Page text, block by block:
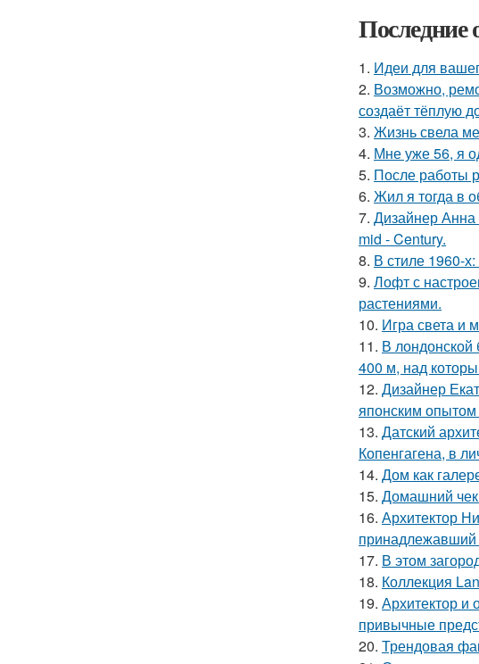
Последние
1. Идеи для
2. Возможно,
создаёт тёплую
3. Жизнь свела
4. Мне уже 56, я
5. После работы
6. Жил я тогда в
7. Дизайнер Анна
mid - Century.
8. В стиле 1960-
9. Лофт с
растениями.
10. Игра света и
11. В
400 м, над
12. Дизайнер
японским опытом
13. Датский
Копенгагена, в
14. Дом как
15. Домашний чек
16. Архитектор
17. В этом
18. Коллекция
19. Архитектор и
привычные
20. Трендовая